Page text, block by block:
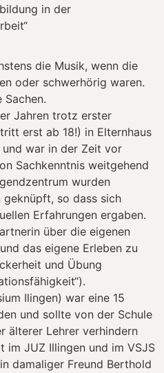
in der
die Musik, wenn die
oder schwerhörig waren.
Sachen.
Jahren trotz erster
erst ab 18!) in Elternhaus
und war in der Zeit vor
Sachkenntnis weitgehend
wurden
geknüpft, so dass sich
Erfahrungen ergaben.
über die eigenen
das eigene Erleben zu
und Übung
Ilingen) war eine 15
und sollte von der Schule
älterer Lehrer verhindern
im JUZ Illingen und im VSJS
damaliger Freund Berthold